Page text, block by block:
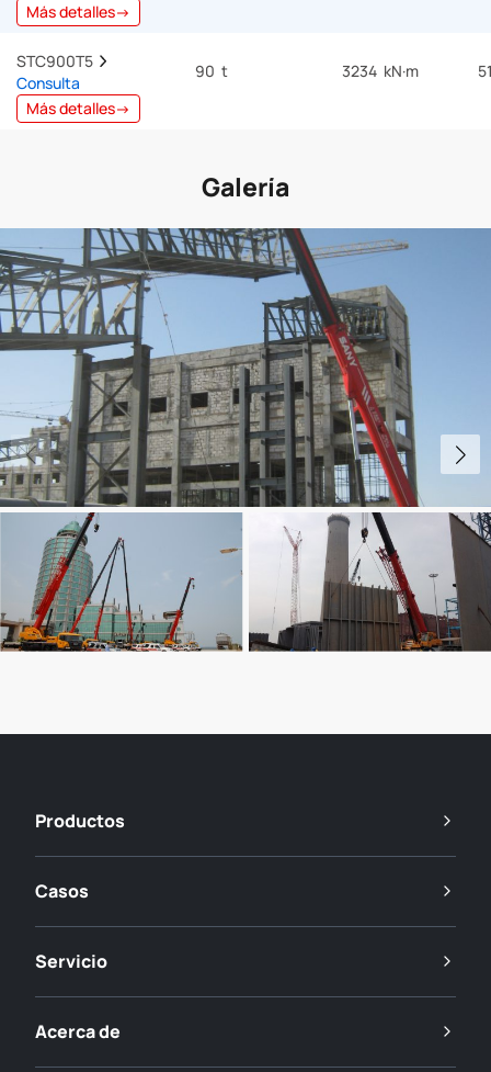
Más detalles→
STC900T5
Consulta
Más detalles→
90 t 3234 kN·m
Galería
Productos
Casos
Servicio
Acerca de